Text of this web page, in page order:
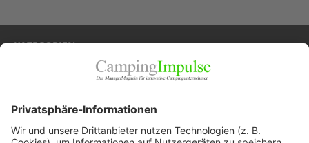
KATEGORIEN
Firmenporträts